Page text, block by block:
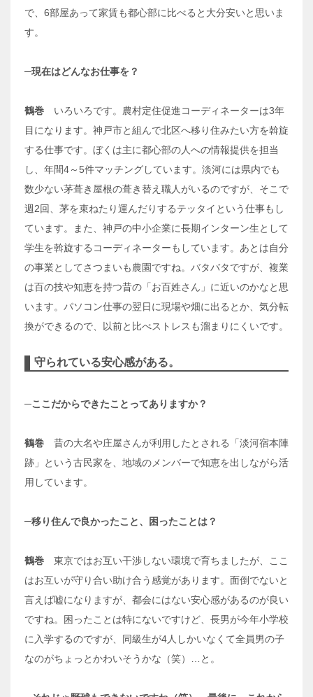
で、6部屋あって家賃も都心部に比べると大分安いと思いま
す。
─現在はどんなお仕事を？
鶴巻 いろいろです。農村定住促進コーディネーターは3年
目になります。神戸市と組んで北区へ移り住みたい方を斡旋
する仕事です。ぼくは主に都心部の人への情報提供を担当
し、年間4～5件マッチングしています。淡河には県内でも
数少ない茅葺き屋根の葺き替え職人がいるのですが、そこで
週2回、茅を束ねたり運んだりするテッタイという仕事もし
ています。また、神戸の中小企業に長期インターン生として
学生を斡旋するコーディネーターもしています。あとは自分
の事業としてさつまいも農園ですね。バタバタですが、複業
は百の技や知恵を持つ昔の「お百姓さん」に近いのかなと思
います。パソコン仕事の翌日に現場や畑に出るとか、気分転
換ができるので、以前と比べストレスも溜まりにくいです。
守られている安心感がある。
─ここだからできたことってありますか？
鶴巻 昔の大名や庄屋さんが利用したとされる「淡河宿本陣
跡」という古民家を、地域のメンバーで知恵を出しながら活
用しています。
─移り住んで良かったこと、困ったことは？
鶴巻 東京ではお互い干渉しない環境で育ちましたが、ここ
はお互いが守り合い助け合う感覚があります。面倒でないと
言えば嘘になりますが、都会にはない安心感があるのが良い
ですね。困ったことは特にないですけど、長男が今年小学校
に入学するのですが、同級生が4人しかいなくて全員男の子
なのがちょっとかわいそうかな（笑）…と。